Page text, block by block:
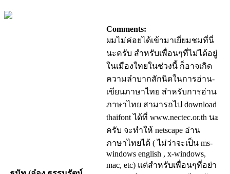
Comments:
ผมไม่ค่อยได้เข้ามาเยี่ยมชมที่นี่
นะครับ สำหรับเพื่อนๆที่ไม่ได้อยู่
ในเมืองใทยในช่วงนี้ ก็อาจเกิด
ความลำบากสักนิดในการอ่าน-
เขียนภาษาไทย สำหรับการอ่าน
ภาษาไทย สามารถไป download
thaifont ได้ที่ www.nectec.or.th นะ
ครับ จะทำให้ netscape อ่าน
ภาษาไทยได้ ( ไม่ว่าจะเป็น ms-
windows english , x-windows,
mac, etc) แต่สำหรับเพื่อนๆที่อย่า